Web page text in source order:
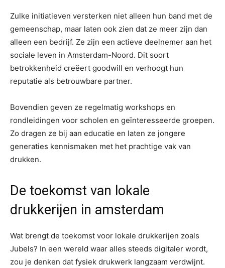
Zulke initiatieven versterken niet alleen hun band met de
gemeenschap, maar laten ook zien dat ze meer zijn dan
alleen een bedrijf. Ze zijn een actieve deelnemer aan het
sociale leven in Amsterdam-Noord. Dit soort
betrokkenheid creëert goodwill en verhoogt hun
reputatie als betrouwbare partner.
Bovendien geven ze regelmatig workshops en
rondleidingen voor scholen en geïnteresseerde groepen.
Zo dragen ze bij aan educatie en laten ze jongere
generaties kennismaken met het prachtige vak van
drukken.
De toekomst van lokale
drukkerijen in amsterdam
Wat brengt de toekomst voor lokale drukkerijen zoals
Jubels? In een wereld waar alles steeds digitaler wordt,
zou je denken dat fysiek drukwerk langzaam verdwijnt.